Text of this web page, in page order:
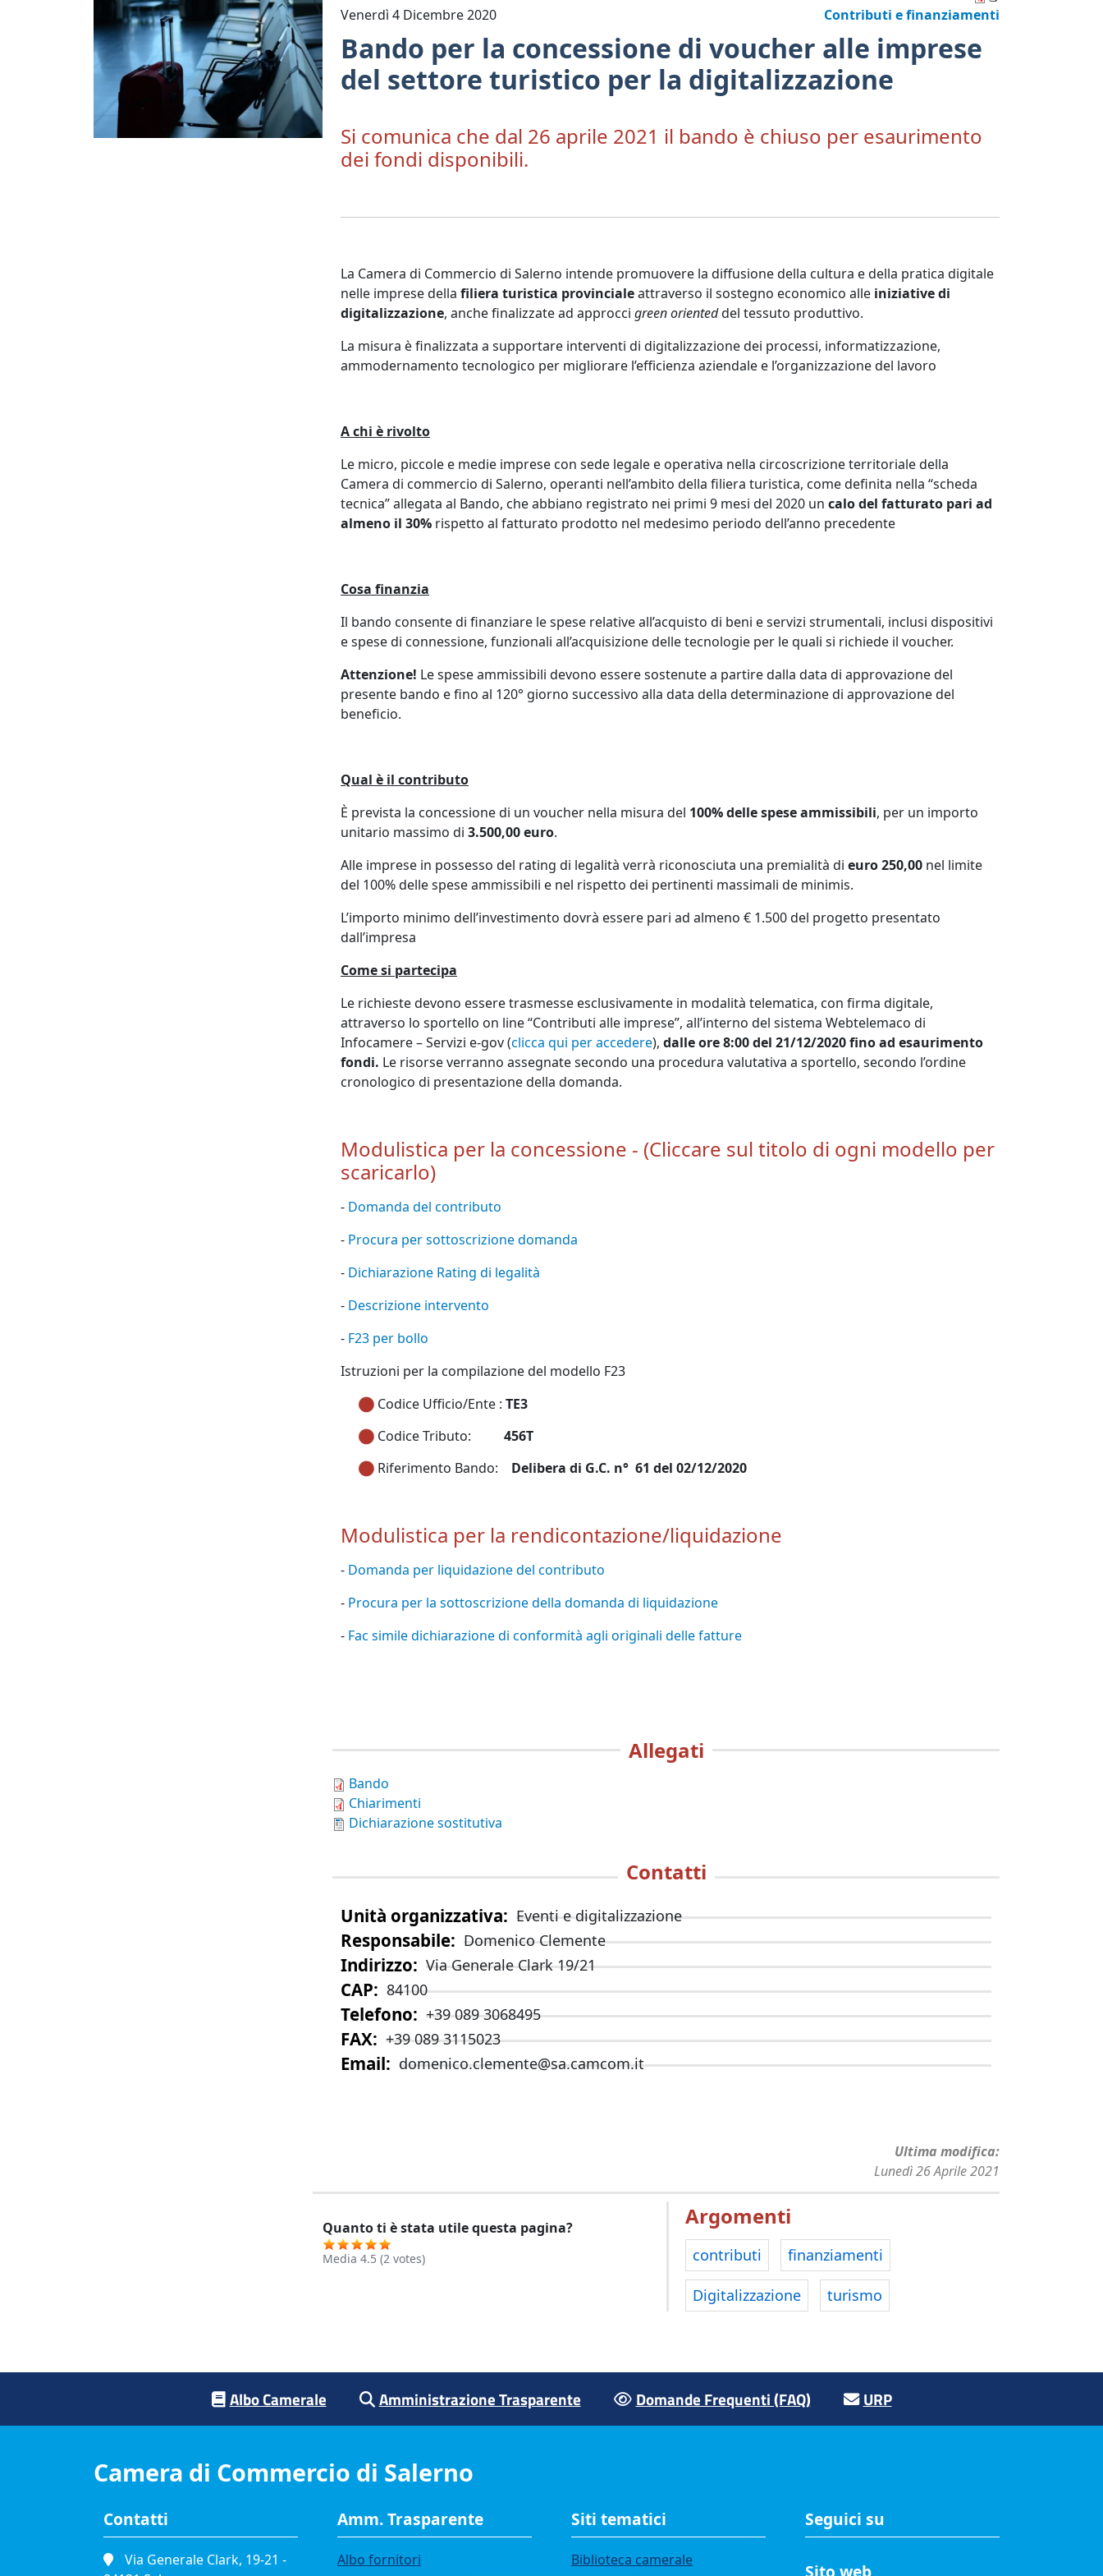
Contributi e finanziamenti
Venerdì 4 Dicembre 2020
Bando per la concessione di voucher alle imprese
del settore turistico per la digitalizzazione
Si comunica che dal 26 aprile 2021 il bando è chiuso per esaurimento
dei fondi disponibili.
La Camera di Commercio di Salerno intende promuovere la diffusione della cultura e della pratica digitale
nelle imprese della filiera turistica provincialeattraverso il sostegno economico alle iniziative di
digitalizzazione, anche finalizzate ad approcci green orienteddel tessuto produttivo.
La misura è finalizzata a supportare interventi di digitalizzazione dei processi, informatizzazione,
ammodernamento tecnologico per migliorare l’efficienza aziendale e l’organizzazione del lavoro
A chi è rivolto
Le micro, piccole e medie imprese con sede legale e operativa nella circoscrizione territoriale della
Camera di commercio di Salerno, operanti nell’ambito della filiera turistica, come definita nella “scheda
tecnica” allegata al Bando, che abbiano registrato nei primi 9 mesi del 2020 un calo del fatturato pari ad
almeno il 30% rispetto al fatturato prodotto nel medesimo periodo dell’anno precedente
Cosa finanzia
Il bando consente di finanziare le spese relative all’acquisto di beni e servizi strumentali, inclusi dispositivi
e spese di connessione, funzionali all’acquisizione delle tecnologie per le quali si richiede il voucher.
Attenzione! Le spese ammissibili devono essere sostenute a partire dalla data di approvazione del
presente bando e fino al 120° giorno successivo alla data della determinazione di approvazione del
beneficio.
Qual è il contributo
È prevista la concessione di un voucher nella misura del 100% delle spese ammissibili, per un importo
unitario massimo di 3.500,00 euro.
Alle imprese in possesso del rating di legalità verrà riconosciuta una premialità di euro 250,00 nel limite
del 100% delle spese ammissibili e nel rispetto dei pertinenti massimali de minimis.
L’importo minimo dell’investimento dovrà essere pari ad almeno € 1.500 del progetto presentato
dall’impresa
Come si partecipa
Le richieste devono essere trasmesse esclusivamente in modalità telematica, con firma digitale,
attraverso lo sportello on line “Contributi alle imprese”, all’interno del sistema Webtelemaco di
Infocamere – Servizi e-gov (clicca qui per accedere), dalle ore 8:00 del 21/12/2020fino ad esaurimento
fondi. Le risorse verranno assegnate secondo una procedura valutativa a sportello, secondo l’ordine
cronologico di presentazione della domanda.
Modulistica per la concessione - (Cliccare sul titolo di ogni modello per
scaricarlo)
- Domanda del contributo
- Procura per sottoscrizione domanda
- Dichiarazione Rating di legalità
- Descrizione intervento
- F23 per bollo
Istruzioni per la compilazione del modello F23
Codice Ufficio/Ente : TE3
Codice Tributo:
456T
Riferimento Bando: Delibera di G.C. n° 61 del 02/12/2020
Modulistica per la rendicontazione/liquidazione
- Domanda per liquidazione del contributo
- Procura per la sottoscrizione della domanda di liquidazione
- Fac simile dichiarazione di conformità agli originali delle fatture
Allegati
Bando
Chiarimenti
Dichiarazione sostitutiva
Contatti
Unità organizzativa Eventi e digitalizzazione
Responsabile Domenico Clemente
Indirizzo Via Generale Clark 19/21
CAP 84100
Telefono +39 089 3068495
FAX +39 089 3115023
Email domenico.clemente@sa.camcom.it
Ultima modifica
Lunedì 26 Aprile 2021
Quanto ti è stata utile questa pagina?
Media 4.5 (2 votes)
Argomenti
contributi finanziamenti
Digitalizzazione turismo
Footer menuAlbo Camerale Amministrazione Trasparente Domande Frequenti (FAQ) URP
Camera di Commercio di Salerno
Contatti
Via Generale Clark, 19-21 -
Amm. Trasparente
Albo fornitori
Siti tematici
Biblioteca camerale
Seguici su
Sito web